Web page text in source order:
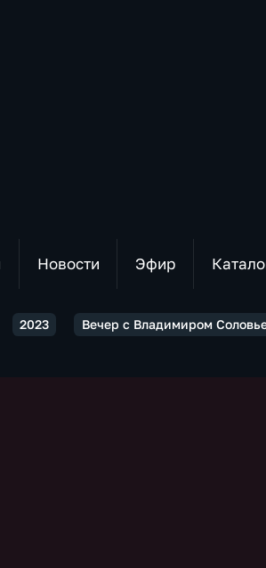
Новости Эфир
2023 Вечер с Владимиром